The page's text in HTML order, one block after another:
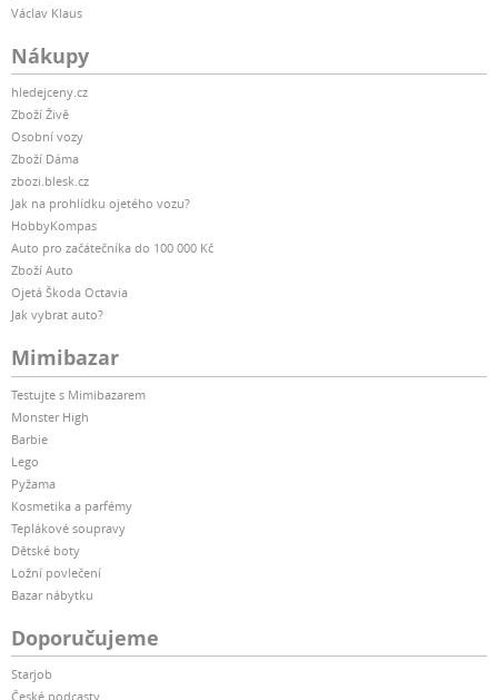
Václav Klaus
Nákupy
hledejceny.cz
Zboží Živě
Osobní vozy
Zboží Dáma
zbozi.blesk.cz
Jak na prohlídku ojetého vozu?
HobbyKompas
Auto pro začátečníka do 100 000 Kč
Zboží Auto
Ojetá Škoda Octavia
Jak vybrat auto?
Mimibazar
Testujte s Mimibazarem
Monster High
Barbie
Lego
Pyžama
Kosmetika a parfémy
Teplákové soupravy
Dětské boty
Ložní povlečení
Bazar nábytku
Doporučujeme
Starjob
České podcasty